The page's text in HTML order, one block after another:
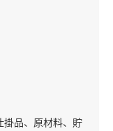
掛品、原材料、貯